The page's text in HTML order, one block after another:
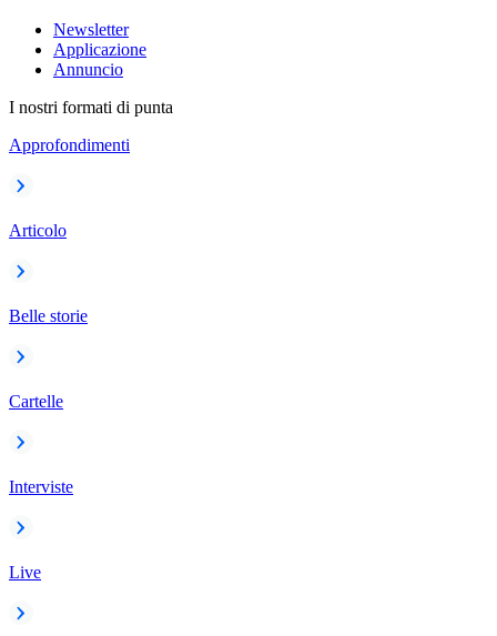
Newsletter
Applicazione
Annuncio
I nostri formati di punta
Approfondimenti
Articolo
Belle storie
Cartelle
Interviste
Live